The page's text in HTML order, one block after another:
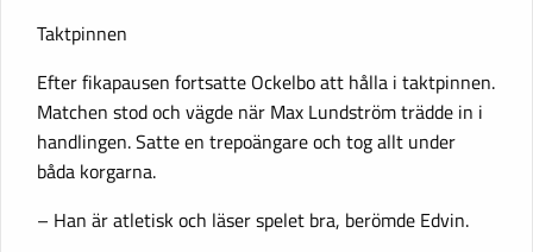
Taktpinnen
Efter fikapausen fortsatte Ockelbo att hålla i taktpinnen.
Matchen stod och vägde när Max Lundström trädde in i
handlingen. Satte en trepoängare och tog allt under
båda korgarna.
– Han är atletisk och läser spelet bra, berömde Edvin.